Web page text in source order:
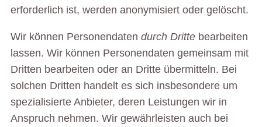
erforderlich ist, werden anonymisiert oder gelöscht.
Wir können Personendaten durch Dritte bearbeiten
lassen. Wir können Personendaten gemeinsam mit
Dritten bearbeiten oder an Dritte übermitteln. Bei
solchen Dritten handelt es sich insbesondere um
spezialisierte Anbieter, deren Leistungen wir in
Anspruch nehmen. Wir gewährleisten auch bei